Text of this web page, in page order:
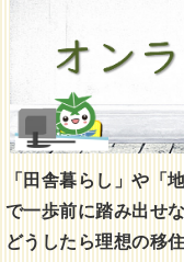
「田舎暮らし」や「
で一歩前に踏み出せな
どうしたら理想の移